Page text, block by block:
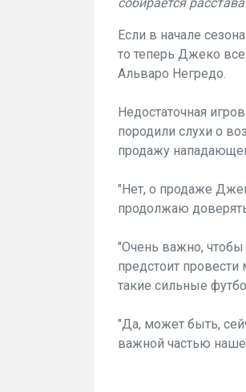
Если в начале
то теперь Джеко все
Альваро Негредо.
Недостаточная
породили слухи о
продажу
"Нет, о продаже
продолжаю
"Очень важно,
предстоит
такие сильные
"Да, может быть,
важной частью